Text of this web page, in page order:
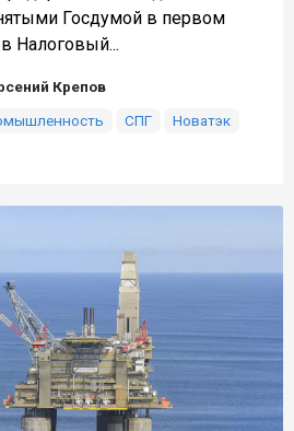
Госдумой в первом
Налоговый...
Крепов
СПГ
Новатэк